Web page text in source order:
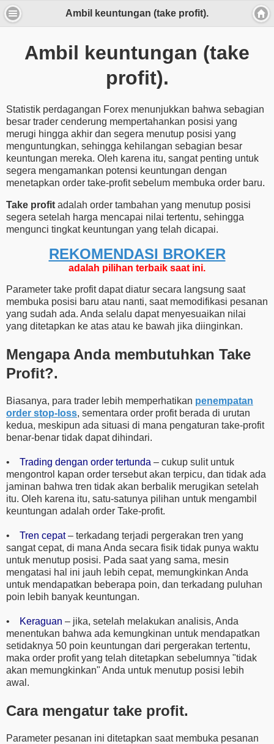
Ambil keuntungan (take profit).
Ambil keuntungan (take
profit).
Statistik perdagangan Forex menunjukkan bahwa sebagian
besar trader cenderung mempertahankan posisi yang
merugi hingga akhir dan segera menutup posisi yang
menguntungkan, sehingga kehilangan sebagian besar
keuntungan mereka. Oleh karena itu, sangat penting untuk
segera mengamankan potensi keuntungan dengan
menetapkan order take-profit sebelum membuka order baru.
Take profit adalah order tambahan yang menutup posisi
segera setelah harga mencapai nilai tertentu, sehingga
mengunci tingkat keuntungan yang telah dicapai.
REKOMENDASI ​​BROKER
adalah pilihan terbaik saat ini.
Parameter take profit dapat diatur secara langsung saat
membuka posisi baru atau nanti, saat memodifikasi pesanan
yang sudah ada. Anda selalu dapat menyesuaikan nilai
yang ditetapkan ke atas atau ke bawah jika diinginkan.
Mengapa Anda membutuhkan Take
Profit?.
Biasanya, para trader lebih memperhatikan penempatan
order stop-loss, sementara order profit berada di urutan
kedua, meskipun ada situasi di mana pengaturan take-profit
benar-benar tidak dapat dihindari.
• Trading dengan order tertunda – cukup sulit untuk
mengontrol kapan order tersebut akan terpicu, dan tidak ada
jaminan bahwa tren tidak akan berbalik merugikan setelah
itu. Oleh karena itu, satu-satunya pilihan untuk mengambil
keuntungan adalah order Take-profit.
• Tren cepat– terkadang terjadi pergerakan tren yang
sangat cepat, di mana Anda secara fisik tidak punya waktu
untuk menutup posisi. Pada saat yang sama, mesin
mengatasi hal ini jauh lebih cepat, memungkinkan Anda
untuk mendapatkan beberapa poin, dan terkadang puluhan
poin lebih banyak keuntungan.
• Keraguan – jika, setelah melakukan analisis, Anda
menentukan bahwa ada kemungkinan untuk mendapatkan
setidaknya 50 poin keuntungan dari pergerakan tertentu,
maka order profit yang telah ditetapkan sebelumnya "tidak
akan memungkinkan" Anda untuk menutup posisi lebih
awal.
Cara mengatur take profit.
Parameter pesanan ini ditetapkan saat membuka pesanan